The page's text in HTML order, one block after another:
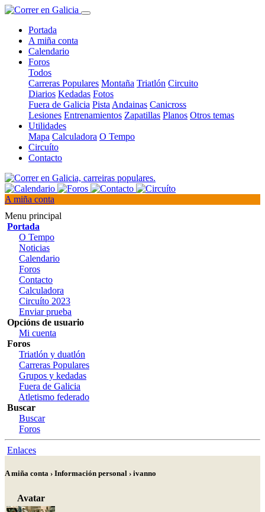
Portada
A miña conta
Calendario
Foros
Todos
Carreras Populares Montaña Triatlón Circuito
Diarios Kedadas Fotos
Fuera de Galicia Pista Andainas Canicross
Lesiones Entrenamientos Zapatillas Planos Otros temas
Utilidades
Mapa Calculadora O Tempo
Circuíto
Contacto
A miña conta
Menu principal
Portada
O Tempo
Noticias
Calendario
Foros
Contacto
Calculadora
Circuíto 2023
Enviar prueba
Opcións de usuario
Mi cuenta
Foros
Triatlón y duatlón
Carreras Populares
Grupos y kedadas
Fuera de Galicia
Atletismo federado
Buscar
Buscar
Foros
Enlaces
A miña conta › Información personal › ivanno
Avatar